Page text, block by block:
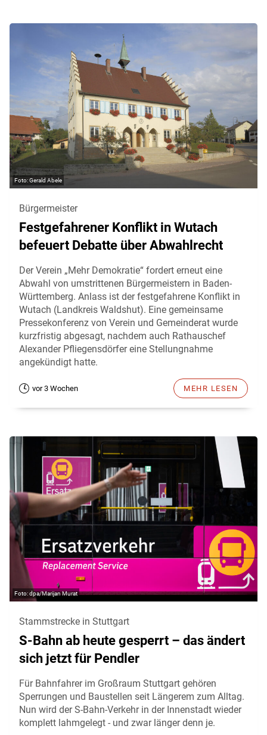
Gerald Abele
Bürgermeister
Festgefahrener Konflikt in Wutach
befeuert Debatte über Abwahlrecht
Der Verein „Mehr Demokratie“ fordert erneut eine
Abwahl von umstrittenen Bürgermeistern in Baden-
Württemberg. Anlass ist der festgefahrene Konflikt in
Wutach (Landkreis Waldshut). Eine gemeinsame
Pressekonferenz von Verein und Gemeinderat wurde
kurzfristig abgesagt, nachdem auch Rathauschef
Alexander Pfliegensdörfer eine Stellungnahme
angekündigt hatte.
vor 3 Wochen MEHR LESEN
dpa/Marijan Murat
Stammstrecke in Stuttgart
S-Bahn ab heute gesperrt – das ändert
sich jetzt für Pendler
Für Bahnfahrer im Großraum Stuttgart gehören
Sperrungen und Baustellen seit Längerem zum Alltag.
Nun wird der S-Bahn-Verkehr in der Innenstadt wieder
komplett lahmgelegt - und zwar länger denn je.